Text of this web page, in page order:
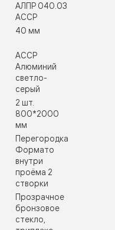
АЛПР 040.03
АССР
40 мм
АССР
Алюминий
светло-
серый
2 шт.
800*2000
мм
Перегородка
Формато
внутри
проёма 2
створки
Прозрачное
бронзовое
стекло,